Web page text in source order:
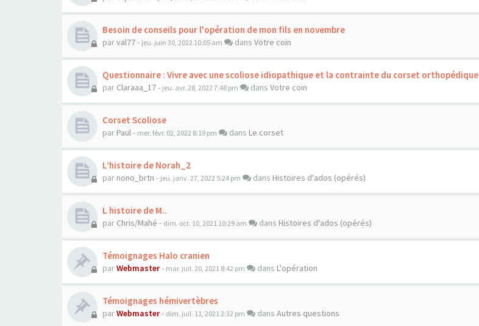
Besoin de conseils pour l'opération de mon fils en novembre
parval77- jeu. juin 30, 2022 10:05 am dans Votre coin
Questionnaire : Vivre avec une scoliose idiopathique et la contrainte du corset orthopédique
par Claraaa_17- jeu. avr. 28, 2022 7:48 pm dans Votre coin
Corset Scoliose
par Paul- mer. févr. 02, 2022 8:19 pm dans Le corset
L’histoire de Norah_2
par nono_brtn - jeu. janv. 27, 2022 5:24 pm dans Histoires d'ados (opérés)
L histoire de M..
par Chris/Mahé - dim. oct. 10, 2021 10:29 am dans Histoires d'ados (opérés)
Témoignages Halo cranien
parWebmaster- mar. juil. 20, 2021 8:42 pm dans L'opération
Témoignages hémivertèbres
parWebmaster- dim. juil. 11, 2021 2:32 pm dans Autres questions